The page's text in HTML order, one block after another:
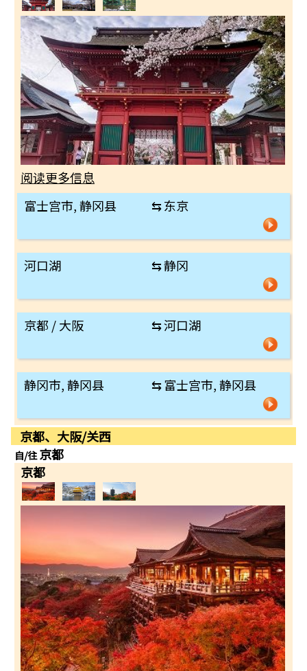
阅读更多信息
富士宫市, 静冈县
⇆东京
河口湖 ⇆静冈
京都 / 大阪 ⇆河口湖
静冈市, 静冈县 ⇆富士宫市, 静冈县
京都、大阪/关西
自/往京都
京都